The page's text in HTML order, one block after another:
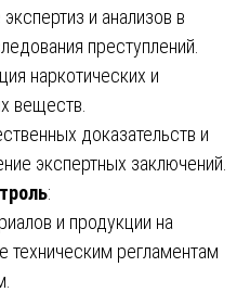
и анализов в
преступлений.
наркотических и
веществ.
доказательств и
экспертных заключений.
:
и продукции на
техническим регламентам